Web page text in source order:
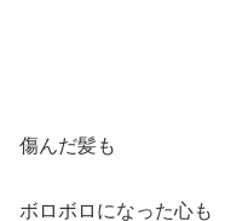
傷んだ髪も
ボロボロになった心も